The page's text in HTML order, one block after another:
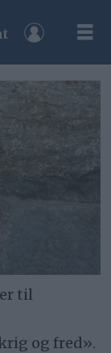
til
og fred».